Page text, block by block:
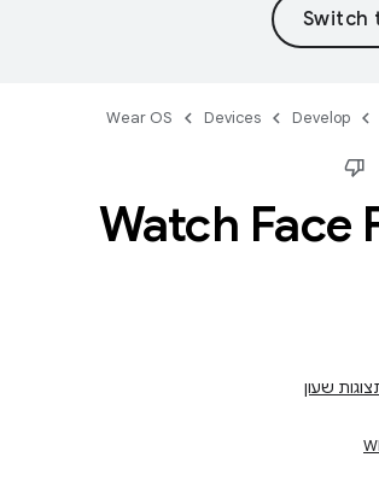
Develop
Devices
Wear OS
Watch Face
שעון